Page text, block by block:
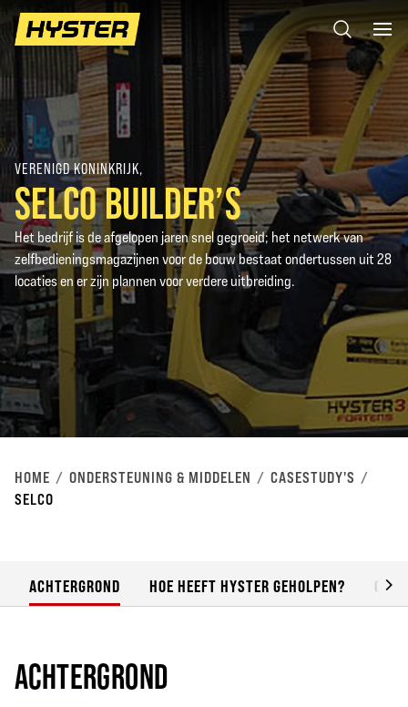
VERENIGD KONINKRIJK,
SELCO BUILDER’S
Het bedrijf is de afgelopen jaren snel gegroeid; het netwerk van
zelfbedieningsmagazijnen voor de bouw bestaat ondertussen uit 28
locaties en er zijn plannen voor verdere uitbreiding.
HOME ONDERSTEUNING & MIDDELEN
CASESTUDY'S
SELCO
ACHTERGROND HOE HEEFT HYSTER GEHOLPEN?
ACHTERGROND